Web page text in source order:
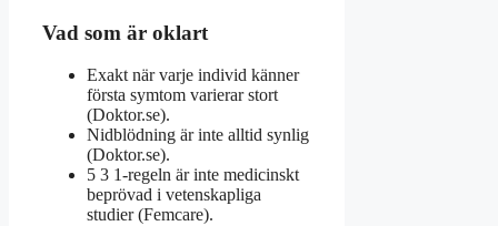
Vad som är oklart
Exakt när varje individ känner
första symtom varierar stort
(Doktor.se).
Nidblödning är inte alltid synlig
(Doktor.se).
5 3 1-regeln är inte medicinskt
beprövad i vetenskapliga
studier (Femcare).